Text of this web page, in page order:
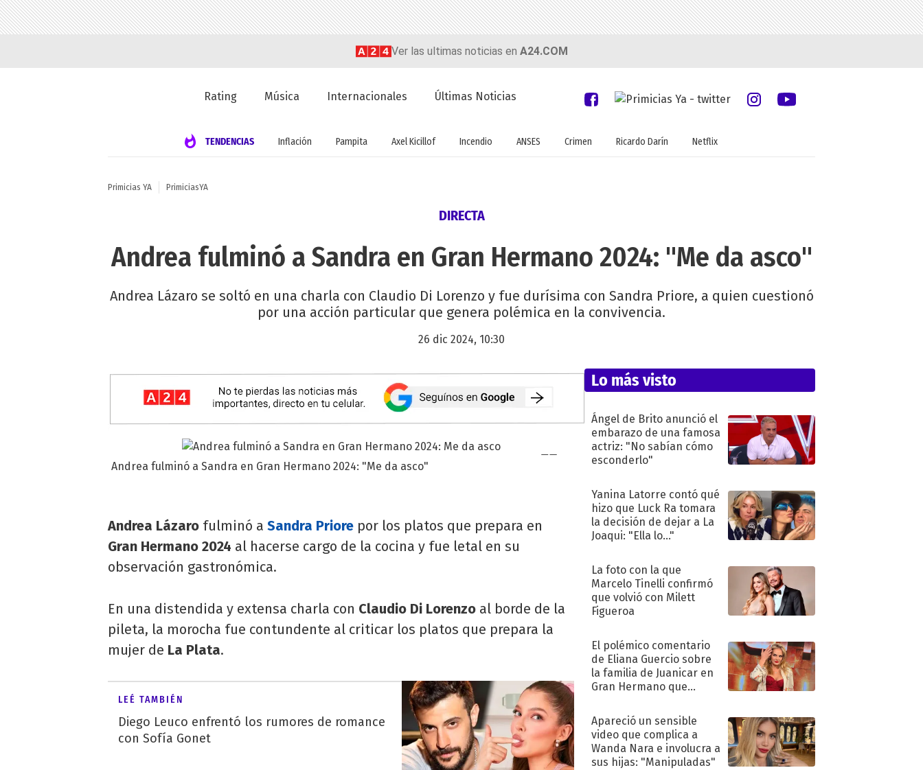
Ver las ultimas noticias en A24.COM
Rating Música Internacionales Últimas Noticias
TENDENCIAS Inflación Pampita Axel Kicillof Incendio ANSES Crimen Ricardo Darín Netflix
Primicias YA PrimiciasYA
DIRECTA
Andrea fulminó a Sandra en Gran Hermano 2024: "Me da asco"
Andrea Lázaro se soltó en una charla con Claudio Di Lorenzo y fue durísima con Sandra Priore, a quien cuestionó
por una acción particular que genera polémica en la convivencia.
26 dic 2024, 10:30
Andrea fulminó a Sandra en Gran Hermano 2024: "Me da asco"
Andrea Lázaro fulminó a Sandra Priore por los platos que prepara en
Gran Hermano 2024 al hacerse cargo de la cocina y fue letal en su
observación gastronómica.
En una distendida y extensa charla con Claudio Di Lorenzo al borde de la
pileta, la morocha fue contundente al criticar los platos que prepara la
mujer de La Plata.
LEÉ TAMBIÉN
Diego Leuco enfrentó los rumores de romance
con Sofía Gonet
Lo más visto
Ángel de Brito anunció el
embarazo de una famosa
actriz: "No sabían cómo
esconderlo"
Yanina Latorre contó qué
hizo que Luck Ra tomara
la decisión de dejar a La
Joaqui: "Ella lo..."
La foto con la que
Marcelo Tinelli confirmó
que volvió con Milett
Figueroa
El polémico comentario
de Eliana Guercio sobre
la familia de Juanicar en
Gran Hermano que
Apareció un sensible
video que complica a
Wanda Nara e involucra a
sus hijas: "Manipuladas"